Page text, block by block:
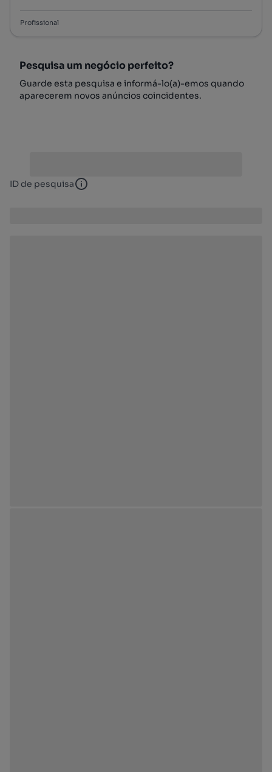
Profissional
Pesquisa um negócio perfeito?
Guarde esta pesquisa e informá-lo(a)-emos quando
aparecerem novos anúncios coincidentes.
ID de pesquisa ID de pesquisa